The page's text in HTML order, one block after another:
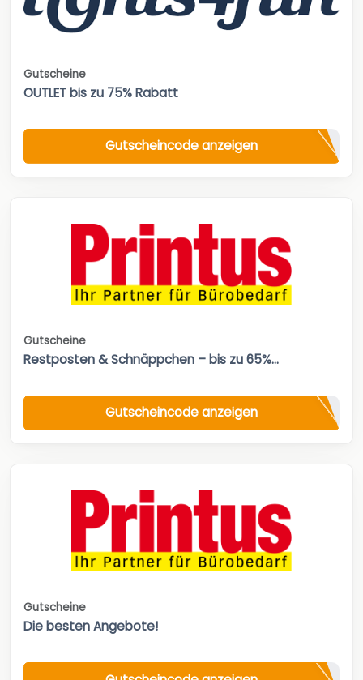
Gutscheine
OUTLET bis zu 75% Rabatt
Gutscheincode anzeigen
Gutscheine
Restposten & Schnäppchen – bis zu 65%...
Gutscheincode anzeigen
Gutscheine
Die besten Angebote!